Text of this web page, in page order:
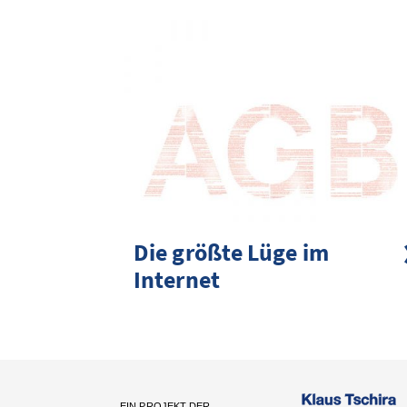
Die größte Lüge im
Internet